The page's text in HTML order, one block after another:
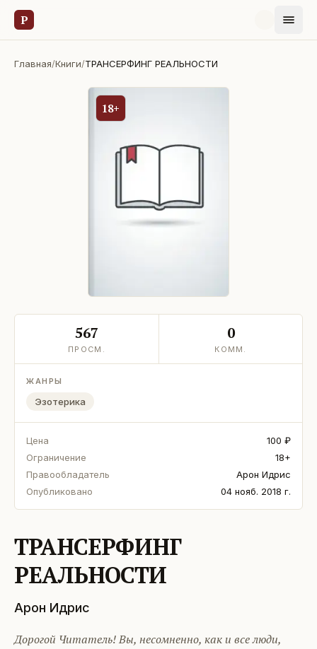
Р
Главная/Книги/ТРАНСЕРФИНГ РЕАЛЬНОСТИ
18+
567
ПРОСМ.
0
КОММ.
ЖАНРЫ
Эзотерика
Цена
100 ₽
Ограничение
18+
Правообладатель
Арон Идрис
Опубликовано
04 нояб. 2018 г.
ТРАНСЕРФИНГ
РЕАЛЬНОСТИ
Арон Идрис
Дорогой Читатель! Вы, несомненно, как и все люди,